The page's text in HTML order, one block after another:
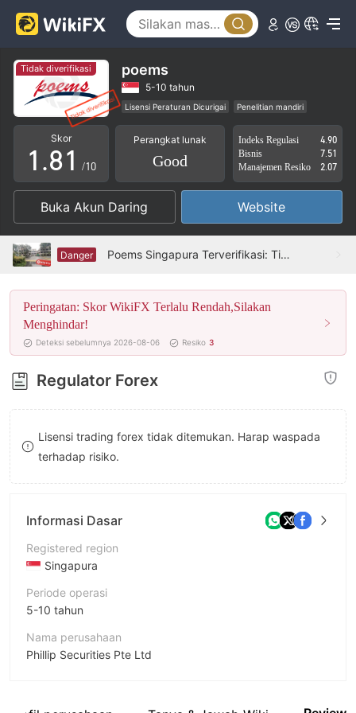
Tidak diverifikasi poems
5-10 tahun
Lisensi Peraturan Dicurigai
Penelitian mandiri
Bisnis Global
Potensi risiko tinggi
Skor
0
1
2
3
4
5
6
7
8
9
.
4
5
6
7
8
9
0
1
2
3
4
5
6
7
8
9
/10
Perangkat lunak
Good
Indeks Regulasi
4.90
Bisnis
7.51
Manajemen Resiko
2.07
Buka Akun Daring Website
Danger Poems Singapura Terverifikasi: Tidak Ditemukan Kehadiran Fisik
Peringatan: Skor WikiFX Terlalu Rendah,Silakan
Menghindar!
Deteksi sebelumnya 2026-08-06 Resiko 3
Regulator Forex
Lisensi trading forex tidak ditemukan. Harap waspada
terhadap risiko.
Informasi Dasar
Registered region
Singapura
Periode operasi
5-10 tahun
Nama perusahaan
Phillip Securities Pte Ltd